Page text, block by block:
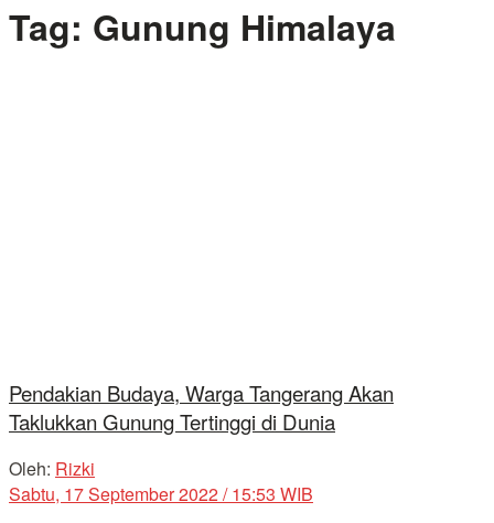
Tag: Gunung Himalaya
Pendakian Budaya, Warga Tangerang Akan
Taklukkan Gunung Tertinggi di Dunia
Oleh: Rizki
Sabtu, 17 September 2022 / 15:53 WIB